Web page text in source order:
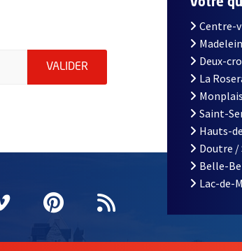
indiquez votre email (champ obligatoire)
VALIDER ENVOYER MA DEMANDE
fenêtrefenêtre
une nouvelle fenêtre
Vimeo
, Ouvre une nouvelle fenêtre
Pinterest
, Ouvre une nouvelle
Flux RSS
Votre
Centre-
Deux-
La
Saint-
Hauts-
Doutre /
Belle-
Lac-de-